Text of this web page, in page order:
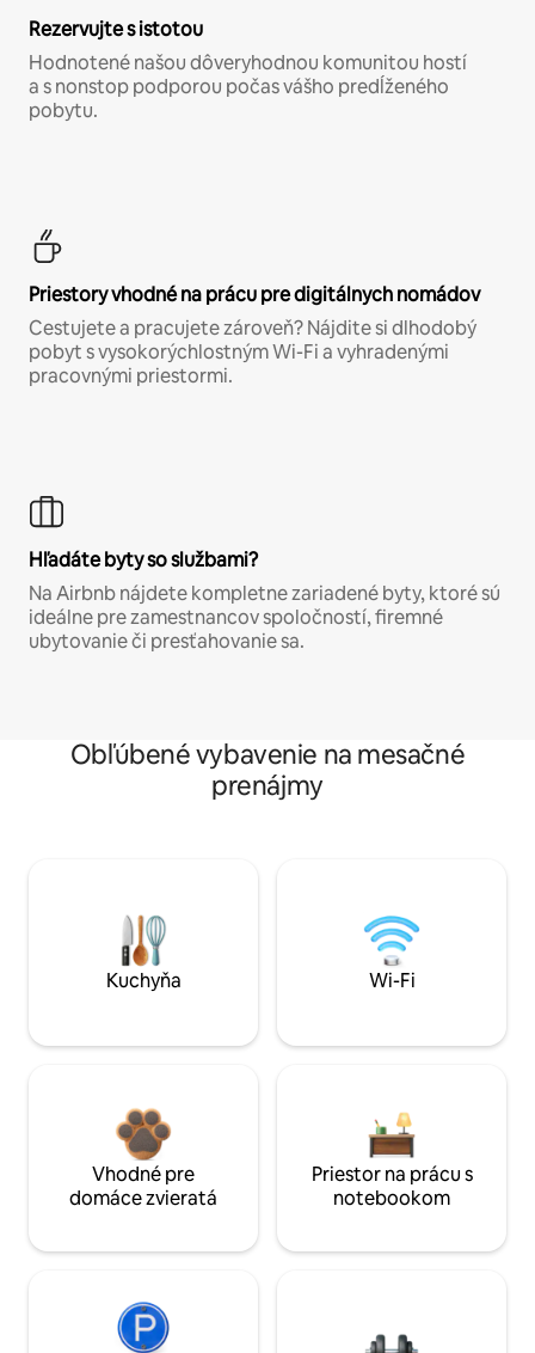
Rezervujte s istotou
Hodnotené našou dôveryhodnou komunitou hostí
a s nonstop podporou počas vášho predĺženého
pobytu.
Priestory vhodné na prácu pre digitálnych nomádov
Cestujete a pracujete zároveň? Nájdite si dlhodobý
pobyt s vysokorýchlostným Wi-Fi a vyhradenými
pracovnými priestormi.
Hľadáte byty so službami?
Na Airbnb nájdete kompletne zariadené byty, ktoré sú
ideálne pre zamestnancov spoločností, firemné
ubytovanie či presťahovanie sa.
Obľúbené vybavenie na mesačné
prenájmy
Kuchyňa Wi-Fi
Vhodné pre
domáce zvieratá
Priestor na prácu s
notebookom